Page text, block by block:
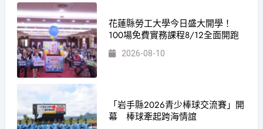
花蓮縣勞工大學今日盛大開學！
100場免費實務課程8/12全面開跑
2026-08-10
「岩手縣2026青少棒球交流賽」開
幕 棒球牽起跨海情誼